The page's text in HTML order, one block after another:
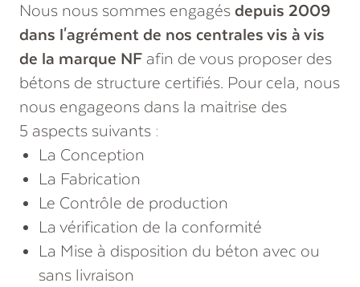
Nous nous sommes engagés depuis 2009
dans l'agrément de nos centrales vis à vis
de la marque NF afin de vous proposer des
bétons de structure certifiés. Pour cela, nous
nous engageons dans la maitrise des
5 aspects suivants :
La Conception
La Fabrication
Le Contrôle de production
La vérification de la conformité
La Mise à disposition du béton avec ou
sans livraison